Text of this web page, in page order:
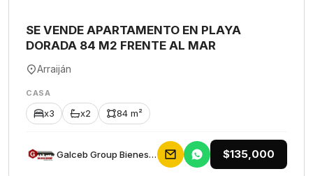
SE VENDE APARTAMENTO EN PLAYA
DORADA 84 M2 FRENTE AL MAR
Arraiján
CASA
x3 x2 84 m²
Galceb Group Bienes Raices $135,000